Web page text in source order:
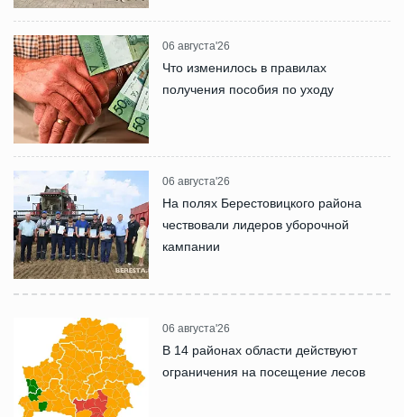
06 августа'26
Что изменилось в правилах
получения пособия по уходу
06 августа'26
На полях Берестовицкого района
чествовали лидеров уборочной
кампании
06 августа'26
В 14 районах области действуют
ограничения на посещение лесов